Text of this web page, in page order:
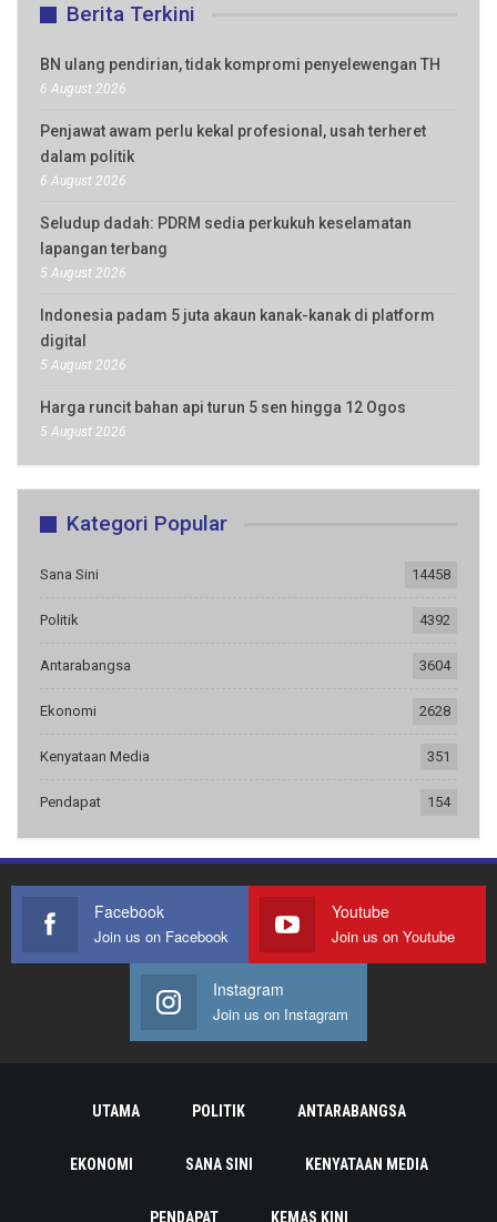
Berita Terkini
BN ulang pendirian, tidak kompromi penyelewengan TH
6 August 2026
Penjawat awam perlu kekal profesional, usah terheret
dalam politik
6 August 2026
Seludup dadah: PDRM sedia perkukuh keselamatan
lapangan terbang
5 August 2026
Indonesia padam 5 juta akaun kanak-kanak di platform
digital
5 August 2026
Harga runcit bahan api turun 5 sen hingga 12 Ogos
5 August 2026
Kategori Popular
Sana Sini 14458
Politik 4392
Antarabangsa 3604
Ekonomi 2628
Kenyataan Media 351
Pendapat 154
Facebook
Join us on Facebook
Youtube
Join us on Youtube
Instagram
Join us on Instagram
UTAMA POLITIK ANTARABANGSA
EKONOMI SANA SINI KENYATAAN MEDIA
PENDAPAT KEMAS KINI